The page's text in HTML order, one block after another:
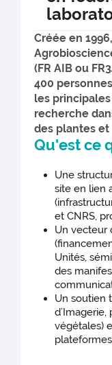
Créée en
(FR AIB ou
400
les
recherche
des plantes
Qu'est ce
Une
site en lien
et CNRS,
Un vecteur
Unités,
des
Un soutien
végétales)